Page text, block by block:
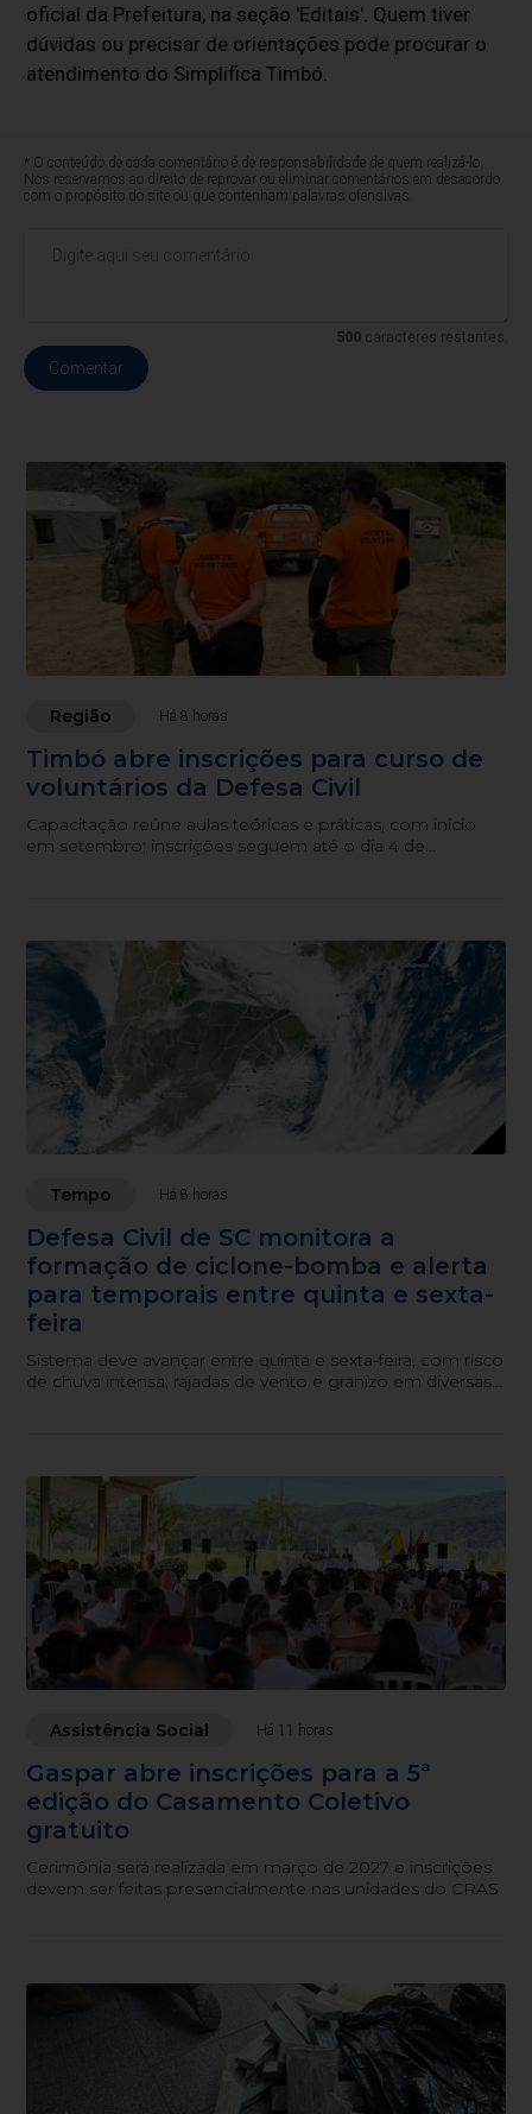
oficial da Prefeitura, na seção 'Editais'. Quem tiver
dúvidas ou precisar de orientações pode procurar o
atendimento do Simplifica Timbó.
* O conteúdo de cada comentário é de responsabilidade de quem realizá-lo.
Nos reservamos ao direito de reprovar ou eliminar comentários em desacordo
com o propósito do site ou que contenham palavras ofensivas.
500caracteres restantes.
Comentar
Região Há 8 horas
Timbó abre inscrições para curso de
voluntários da Defesa Civil
Capacitação reúne aulas teóricas e práticas, com início
em setembro; inscrições seguem até o dia 4 de
Tempo Há 8 horas
Defesa Civil de SC monitora a
formação de ciclone-bomba e alerta
para temporais entre quinta e sexta-
feira
Sistema deve avançar entre quinta e sexta-feira, com risco
de chuva intensa, rajadas de vento e granizo em diversas
Assistência Social Há 11 horas
Gaspar abre inscrições para a 5ª
edição do Casamento Coletivo
gratuito
Cerimônia será realizada em março de 2027 e inscrições
devem ser feitas presencialmente nas unidades do CRAS